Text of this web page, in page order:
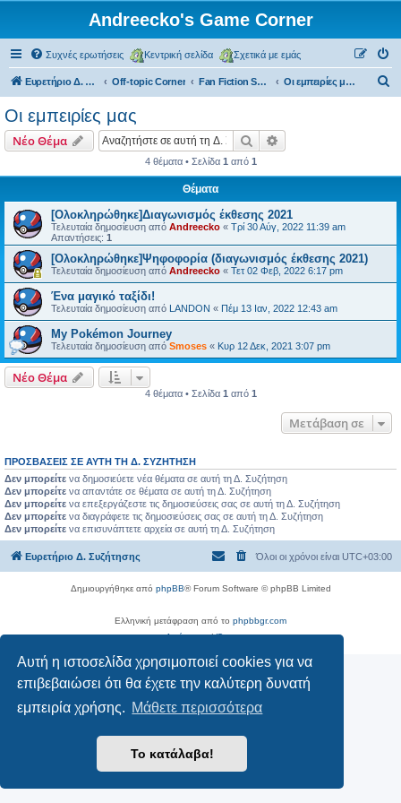
Αυτή η ιστοσελίδα χρησιμοποιεί cookies για να
επιβεβαιώσει ότι θα έχετε την καλύτερη δυνατή
εμπειρία χρήσης. Μάθετε περισσότερα
Το κατάλαβα!
Andreecko's Game Corner
Συχνές ερωτήσεις Κεντρική σελίδα Σχετικά με εμάς
Ευρετήριο Δ. Συζήτησης Off-topic Corner Fan Fiction Section Οι εμπειρίες μας
Οι εμπειρίες μας
Νέο Θέμα Αναζήτηση
4 θέματα • Σελίδα 1 από 1
Θέματα
[Ολοκληρώθηκε]Διαγωνισμός έκθεσης 2021
Τελευταία δημοσίευση από Andreecko « Τρί 30 Αύγ, 2022 11:39 am
Απαντήσεις: 1
[Ολοκληρώθηκε]Ψηφοφορία (διαγωνισμός έκθεσης 2021)
Τελευταία δημοσίευση από Andreecko « Τετ 02 Φεβ, 2022 6:17 pm
Ένα μαγικό ταξίδι!
Τελευταία δημοσίευση από LANDON « Πέμ 13 Ιαν, 2022 12:43 am
My Pokémon Journey
Τελευταία δημοσίευση από Smoses « Κυρ 12 Δεκ, 2021 3:07 pm
Νέο Θέμα
4 θέματα • Σελίδα 1 από 1
Μετάβαση σε
ΠΡΟΣΒΆΣΕΙΣ ΣΕ ΑΥΤΉ ΤΗ Δ. ΣΥΖΉΤΗΣΗ
Δεν μπορείτε να δημοσιεύετε νέα θέματα σε αυτή τη Δ. Συζήτηση
Δεν μπορείτε να απαντάτε σε θέματα σε αυτή τη Δ. Συζήτηση
Δεν μπορείτε να επεξεργάζεστε τις δημοσιεύσεις σας σε αυτή τη Δ. Συζήτηση
Δεν μπορείτε να διαγράφετε τις δημοσιεύσεις σας σε αυτή τη Δ. Συζήτηση
Δεν μπορείτε να επισυνάπτετε αρχεία σε αυτή τη Δ. Συζήτηση
Ευρετήριο Δ. Συζήτησης Όλοι οι χρόνοι είναι UTC+03:00
Δημιουργήθηκε από phpBB® Forum Software © phpBB Limited
Ελληνική μετάφραση από το phpbbgr.com
Απόρρητο|Όροι